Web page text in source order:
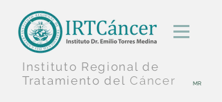
Instituto Regionalde
Tratamientodel Cáncer MR